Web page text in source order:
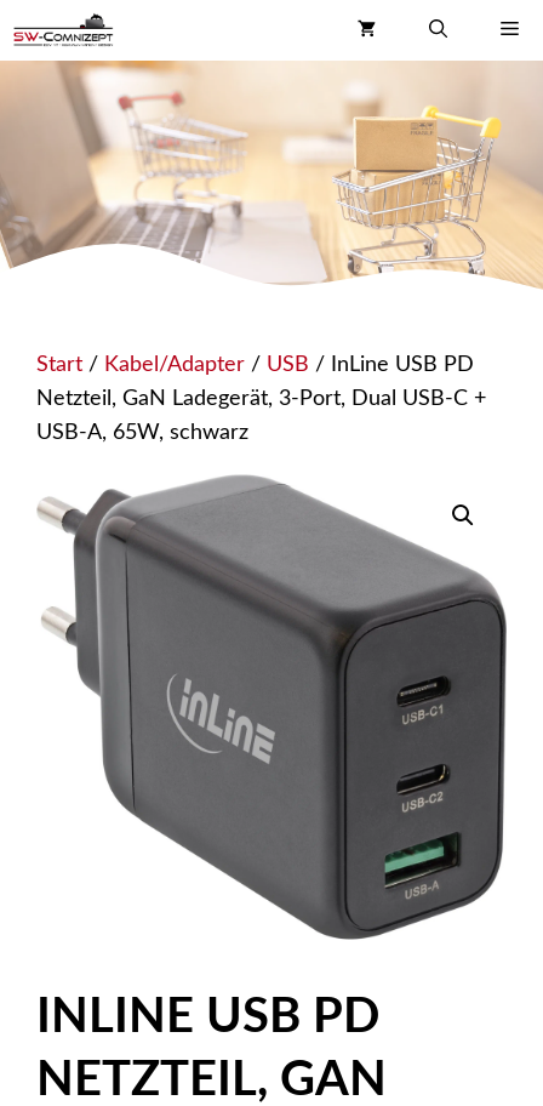
Inhalt
springen
Start / Kabel/Adapter / USB / InLine USB PD
Netzteil, GaN Ladegerät, 3-Port, Dual USB-C +
USB-A, 65W, schwarz
INLINE USB PD
NETZTEIL, GAN